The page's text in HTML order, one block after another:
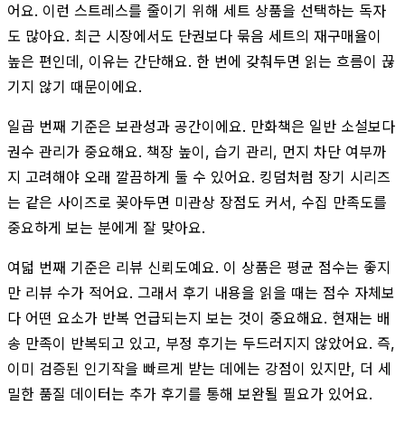
어요. 이런 스트레스를 줄이기 위해 세트 상품을 선택하는 독자
도 많아요. 최근 시장에서도 단권보다 묶음 세트의 재구매율이
높은 편인데, 이유는 간단해요. 한 번에 갖춰두면 읽는 흐름이 끊
기지 않기 때문이에요.
일곱 번째 기준은 보관성과 공간이에요. 만화책은 일반 소설보다
권수 관리가 중요해요. 책장 높이, 습기 관리, 먼지 차단 여부까
지 고려해야 오래 깔끔하게 둘 수 있어요. 킹덤처럼 장기 시리즈
는 같은 사이즈로 꽂아두면 미관상 장점도 커서, 수집 만족도를
중요하게 보는 분에게 잘 맞아요.
여덟 번째 기준은 리뷰 신뢰도예요. 이 상품은 평균 점수는 좋지
만 리뷰 수가 적어요. 그래서 후기 내용을 읽을 때는 점수 자체보
다 어떤 요소가 반복 언급되는지 보는 것이 중요해요. 현재는 배
송 만족이 반복되고 있고, 부정 후기는 두드러지지 않았어요. 즉,
이미 검증된 인기작을 빠르게 받는 데에는 강점이 있지만, 더 세
밀한 품질 데이터는 추가 후기를 통해 보완될 필요가 있어요.